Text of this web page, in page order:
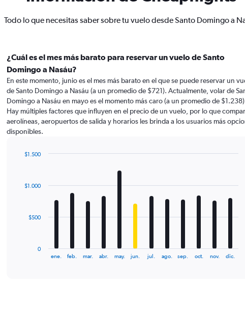
Todo lo que necesitas saber sobre tu vuelo desde Santo Domingo a
¿Cuál es el mes más barato para reservar un vuelo de Santo
Domingo a Nasáu?
En este momento, junio es el mes más barato en el que se puede reservar un
de Santo Domingo a Nasáu (a un promedio de $721). Actualmente, volar de
Domingo a Nasáu en mayo es el momento más caro (a un promedio de
Hay múltiples factores que influyen en el precio de un vuelo, por lo que
aerolíneas, aeropuertos de salida y horarios les brinda a los usuarios más
disponibles.
12
The
ene. feb. mar. abr. may. jun. jul. ago. sep. oct. nov. dic.
0
$500
$1.000
$1.500